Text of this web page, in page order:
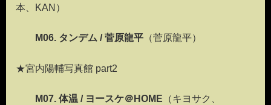
本、KAN）
M06. タンデム / 菅原龍平 （菅原龍平）
★宮内陽輔写真館 part2
M07. 体温 / ヨースケ＠HOME （キヨサク、